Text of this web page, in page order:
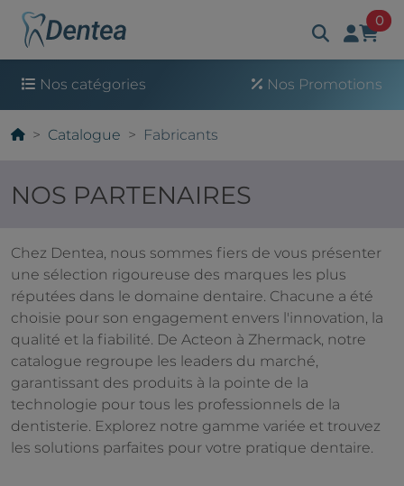
0
Nos catégories Nos Promotions
Catalogue Fabricants
NOS PARTENAIRES
Chez Dentea, nous sommes fiers de vous présenter
une sélection rigoureuse des marques les plus
réputées dans le domaine dentaire. Chacune a été
choisie pour son engagement envers l'innovation, la
qualité et la fiabilité. De Acteon à Zhermack, notre
catalogue regroupe les leaders du marché,
garantissant des produits à la pointe de la
technologie pour tous les professionnels de la
dentisterie. Explorez notre gamme variée et trouvez
les solutions parfaites pour votre pratique dentaire.